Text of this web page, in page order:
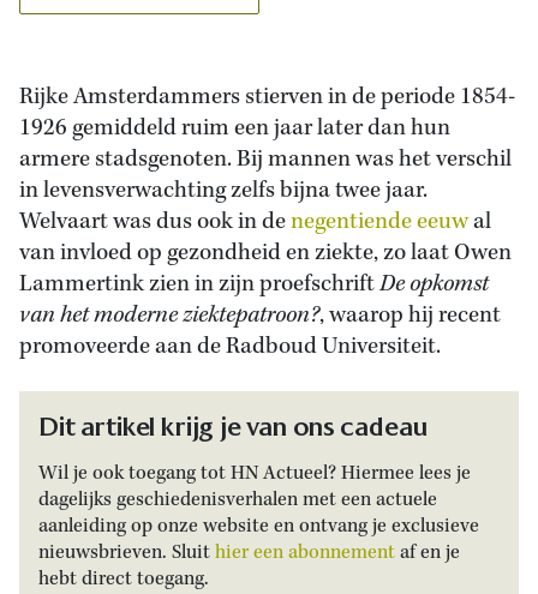
Rijke Amsterdammers stierven in de periode 1854-
1926 gemiddeld ruim een jaar later dan hun
armere stadsgenoten. Bij mannen was het verschil
in levensverwachting zelfs bijna twee jaar.
Welvaart was dus ook in denegentiende eeuwal
van invloed op gezondheid en ziekte, zo laat Owen
Lammertink zien in zijn proefschriftDe opkomst
van het moderne ziektepatroon?, waarop hij recent
promoveerde aan de Radboud Universiteit.
Dit artikel krijg je van ons cadeau
Wil je ook toegang tot HN Actueel? Hiermee lees je
dagelijks geschiedenisverhalen met een actuele
aanleiding op onze website en ontvang je exclusieve
nieuwsbrieven. Sluithier een abonnementaf en je
hebt direct toegang.